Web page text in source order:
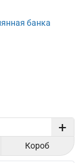
банка
+
Короб